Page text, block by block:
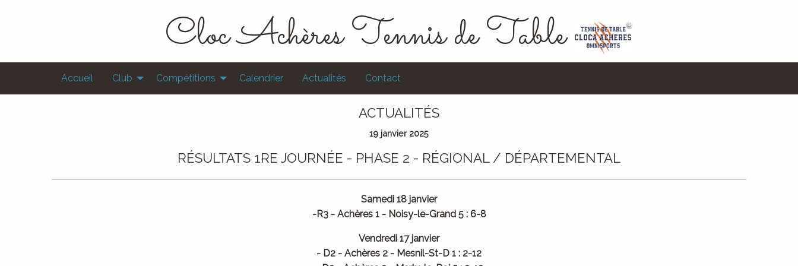
Cloc Achères Tennis de Table
Accueil Club Compétitions Calendrier Actualités Contact
ACTUALITÉS
19 janvier 2025
RÉSULTATS 1RE JOURNÉE - PHASE 2 - RÉGIONAL / DÉPARTEMENTAL
Samedi 18 janvier
-R3 - Achères 1 - Noisy-le-Grand 5 : 6-8
Vendredi 17 janvier
- D2 - Achères 2 - Mesnil-St-D 1 : 2-12